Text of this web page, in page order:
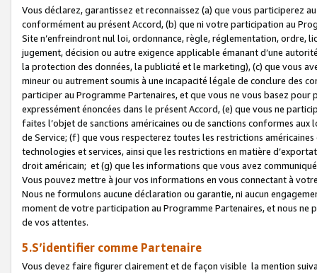
Vous déclarez, garantissez et reconnaissez (a) que vous participerez
conformément au présent Accord, (b) que ni votre participation au
Site n’enfreindront nul loi, ordonnance, règle, réglementation, ordre,
jugement, décision ou autre exigence applicable émanant d’une
la protection des données, la publicité et le marketing), (c) que vous
mineur ou autrement soumis à une incapacité légale de conclure des
participer au Programme Partenaires, et que vous ne vous basez
expressément énoncées dans le présent Accord, (e) que vous ne
faites l’objet de sanctions américaines ou de sanctions conformes
de Service; (f) que vous respecterez toutes les restrictions
technologies et services, ainsi que les restrictions en matière
droit américain; et (g) que les informations que vous avez
Vous pouvez mettre à jour vos informations en vous connectant à
Nous ne formulons aucune déclaration ou garantie, ni aucun
moment de votre participation au Programme Partenaires, et nous
de vos attentes.
5.S’identifier comme Partenaire
Vous devez faire figurer clairement et de façon visible la mention